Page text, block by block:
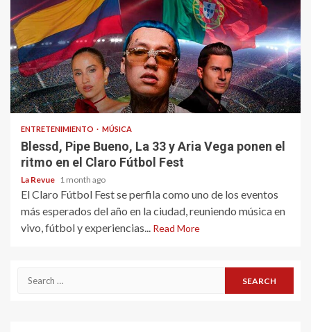
ENTRETENIMIENTO MÚSICA
Blessd, Pipe Bueno, La 33 y Aria Vega ponen el
ritmo en el Claro Fútbol Fest
La Revue 1 month ago
El Claro Fútbol Fest se perfila como uno de los eventos
más esperados del año en la ciudad, reuniendo música en
vivo, fútbol y experiencias... Read More
Search